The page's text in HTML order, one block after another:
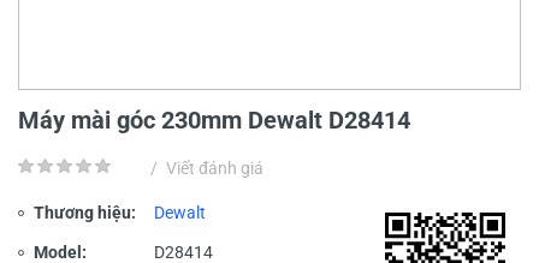
Máy mài góc 230mm Dewalt D28414
/ Viết đánh giá
Thương hiệu: Dewalt
Model: D28414